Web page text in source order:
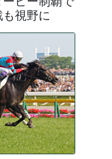
視野に